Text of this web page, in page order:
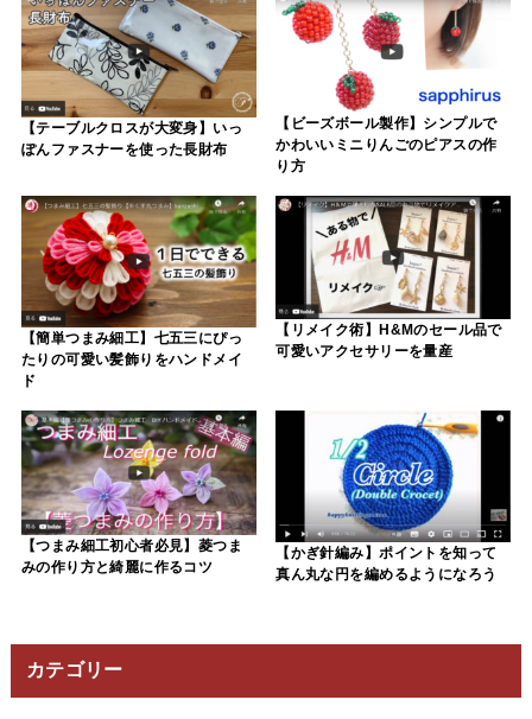
【テーブルクロスが大変身】いっ
ぽんファスナーを使った長財布
【ビーズボール製作】シンプルで
かわいいミニりんごのピアスの作
り方
【簡単つまみ細工】七五三にぴっ
たりの可愛い髪飾りをハンドメイ
ド
【リメイク術】H&Mのセール品で
可愛いアクセサリーを量産
【つまみ細工初心者必見】菱つま
みの作り方と綺麗に作るコツ
【かぎ針編み】ポイントを知って
真ん丸な円を編めるようになろう
カテゴリー